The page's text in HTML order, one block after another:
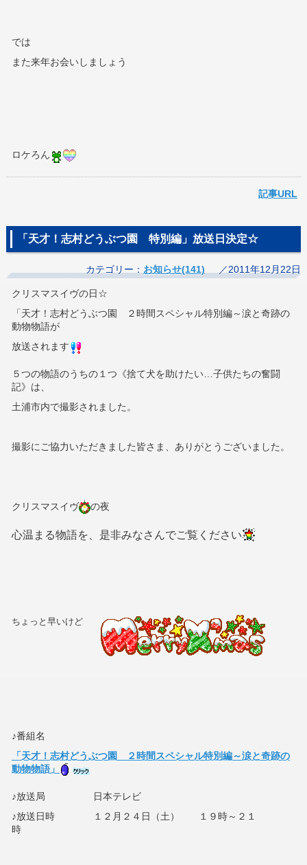
では
また来年お会いしましょう
ロケろん
記事URL
「天才！志村どうぶつ園 特別編」放送日決定☆
カテゴリー： お知らせ(141) ／2011年12月22日
クリスマスイヴの日☆
「天才！志村どうぶつ園 ２時間スペシャル特別編～涙と奇跡の
動物物語が
放送されます
５つの物語のうちの１つ《捨て犬を助けたい…子供たちの奮闘
記》は、
土浦市内で撮影されました。
撮影にご協力いただきました皆さま、ありがとうございました。
クリスマスイヴ の夜
心温まる物語を、是非みなさんでご覧ください
ちょっと早いけど
♪番組名
「天才！志村どうぶつ園 ２時間スペシャル特別編～涙と奇跡の
動物物語」
♪放送局 日本テレビ
♪放送日時 １２月２４日（土） １９時～２１
時